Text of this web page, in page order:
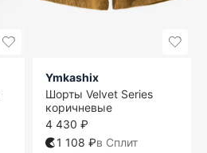
Ymkashix
Шорты Velvet Series
коричневые
4 430 ₽
1 108 ₽в Сплит